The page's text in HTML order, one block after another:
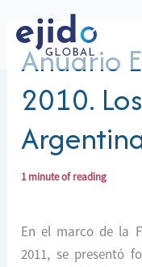
contenido
Anuario
2010.
1 minute of reading
En el marco de la
2011, se presentó